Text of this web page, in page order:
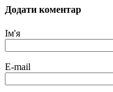
Додати коментар
Ім'я
E-mail